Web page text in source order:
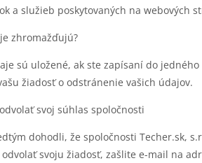
a služieb poskytovaných na webových
zhromažďujú?
sú uložené, ak ste zapísaní do
žiadosť o odstránenie vašich údajov.
svoj súhlas spoločnosti
dohodli, že spoločnosti Techer.sk,
svoju žiadosť, zašlite e-mail na